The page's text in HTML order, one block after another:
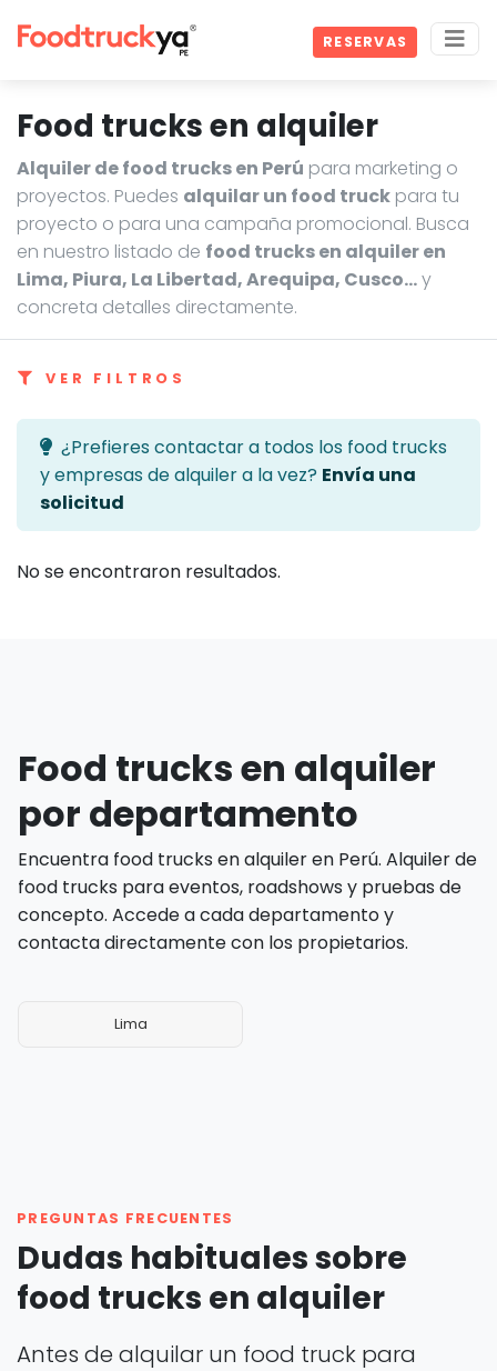
RESERVAS
Food trucks en alquiler
Alquiler de food trucks en Perú para marketing o
proyectos. Puedes alquilar un food truck para tu
proyecto o para una campaña promocional. Busca
en nuestro listado de food trucks en alquiler en
Lima, Piura, La Libertad, Arequipa, Cusco…y
concreta detalles directamente.
VER FILTROS
¿Prefieres contactar a todos los food trucks
y empresas de alquiler a la vez? Envía una
solicitud
No se encontraron resultados.
Food trucks en alquiler
por departamento
Encuentra food trucks en alquiler en Perú. Alquiler de
food trucks para eventos, roadshows y pruebas de
concepto. Accede a cada departamento y
contacta directamente con los propietarios.
Lima
PREGUNTAS FRECUENTES
Dudas habituales sobre
food trucks en alquiler
Antes de alquilar un food truck para